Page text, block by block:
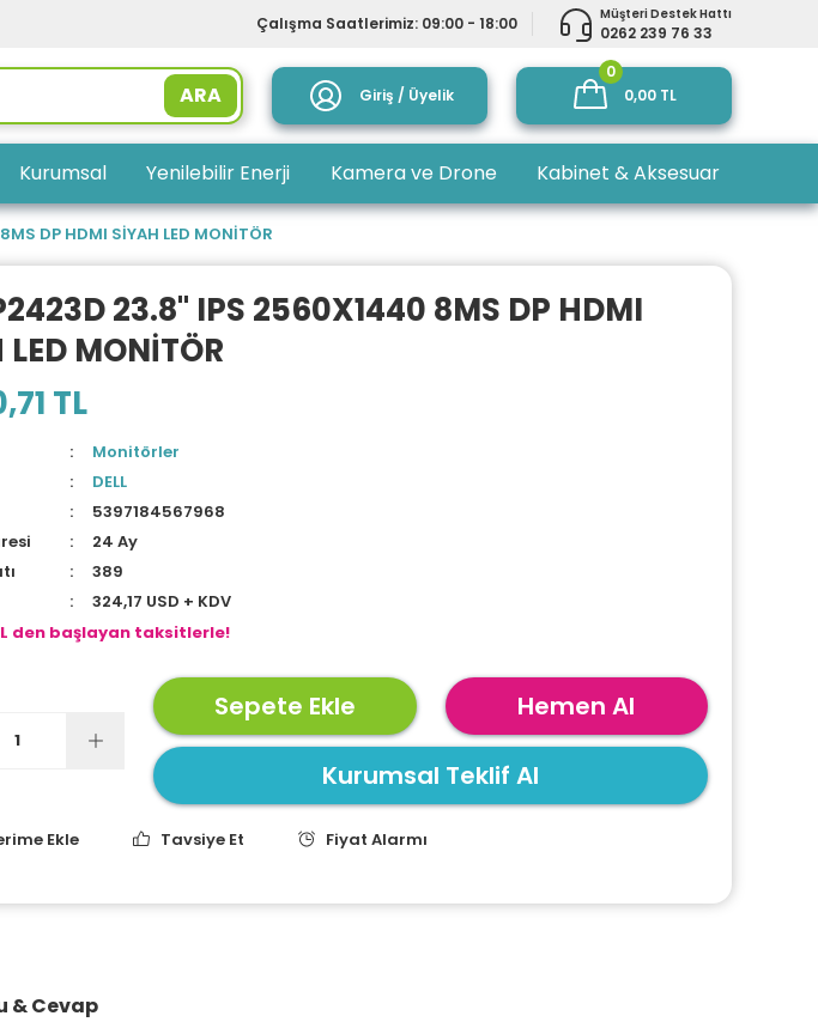
Çalışma Saatlerimiz: 09:00 - 18:00 Müşteri Destek Hattı
0262 239 76 33
ARA Giriş / Üyelik 0,00 TL
0
Kurumsal Yenilebilir Enerji Kamera ve Drone Kabinet & Aksesuar
DP HDMI SİYAH LED MONİTÖR
23.8'' IPS 2560X1440 8MS DP HDMI
LED MONİTÖR
TL
Monitörler
DELL
5397184567968
24 Ay
389
324,17 USD + KDV
den başlayan taksitlerle!
Sepete Ekle Hemen Al
Kurumsal Teklif Al
Tavsiye Et Fiyat Alarmı
& Cevap